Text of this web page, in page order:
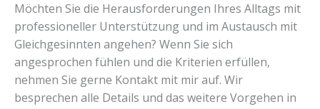
Möchten Sie die Herausforderungen Ihres Alltags mit
professioneller Unterstützung und im Austausch mit
Gleichgesinnten angehen? Wenn Sie sich
angesprochen fühlen und die Kriterien erfüllen,
nehmen Sie gerne Kontakt mit mir auf. Wir
besprechen alle Details und das weitere Vorgehen in